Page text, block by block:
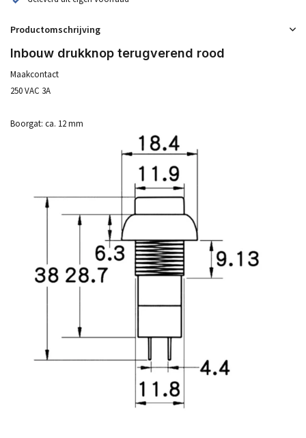
Productomschrijving
Inbouw drukknop terugverend rood
Maakcontact
250 VAC 3A
Boorgat: ca. 12 mm